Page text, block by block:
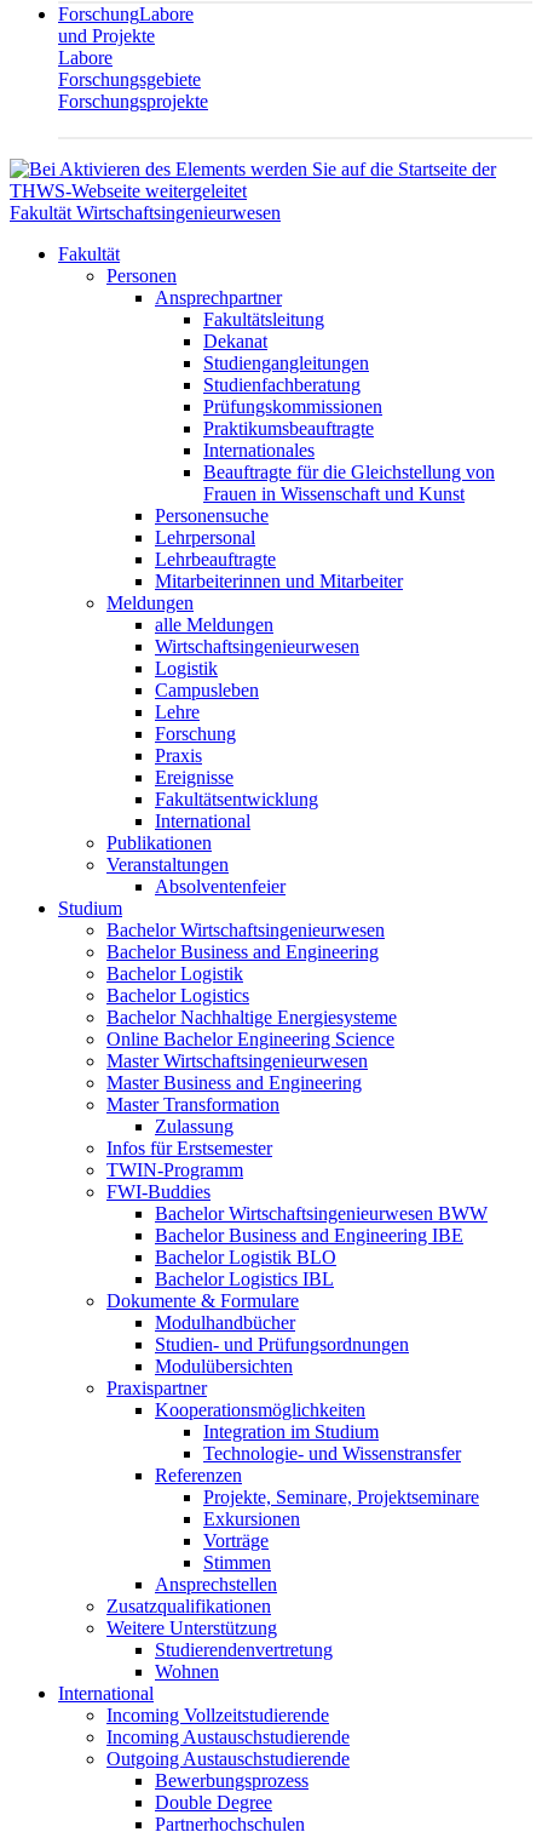
ForschungLabore
und Projekte
Labore
Forschungsgebiete
Forschungsprojekte
Fakultät Wirtschaftsingenieurwesen
Fakultät
Personen
Ansprechpartner
Fakultätsleitung
Dekanat
Studiengangleitungen
Studienfachberatung
Prüfungskommissionen
Praktikumsbeauftragte
Internationales
Beauftragte für die Gleichstellung von
Frauen in Wissenschaft und Kunst
Personensuche
Lehrpersonal
Lehrbeauftragte
Mitarbeiterinnen und Mitarbeiter
Meldungen
alle Meldungen
Wirtschaftsingenieurwesen
Logistik
Campusleben
Lehre
Forschung
Praxis
Ereignisse
Fakultätsentwicklung
International
Publikationen
Veranstaltungen
Absolventenfeier
Studium
Bachelor Wirtschaftsingenieurwesen
Bachelor Business and Engineering
Bachelor Logistik
Bachelor Logistics
Bachelor Nachhaltige Energiesysteme
Online Bachelor Engineering Science
Master Wirtschaftsingenieurwesen
Master Business and Engineering
Master Transformation
Zulassung
Infos für Erstsemester
TWIN-Programm
FWI-Buddies
Bachelor Wirtschaftsingenieurwesen BWW
Bachelor Business and Engineering IBE
Bachelor Logistik BLO
Bachelor Logistics IBL
Dokumente & Formulare
Modulhandbücher
Studien- und Prüfungsordnungen
Modulübersichten
Praxispartner
Kooperationsmöglichkeiten
Integration im Studium
Technologie- und Wissenstransfer
Referenzen
Projekte, Seminare, Projektseminare
Exkursionen
Vorträge
Stimmen
Ansprechstellen
Zusatzqualifikationen
Weitere Unterstützung
Studierendenvertretung
Wohnen
International
Incoming Vollzeitstudierende
Incoming Austauschstudierende
Outgoing Austauschstudierende
Bewerbungsprozess
Double Degree
Partnerhochschulen